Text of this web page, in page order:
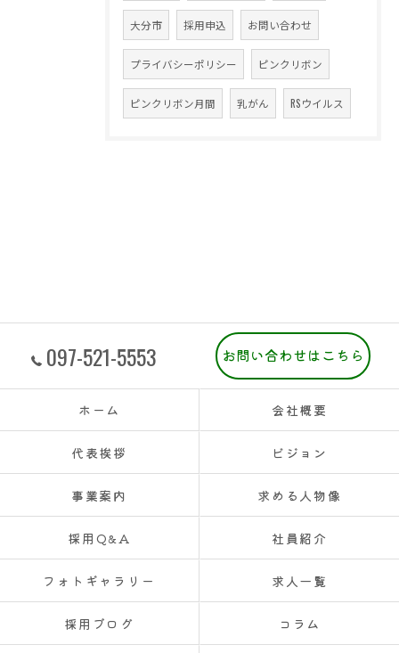
大分市 採用申込 お問い合わせ
プライバシーポリシー ピンクリボン
ピンクリボン月間 乳がん RSウイルス
097-521-5553 お問い合わせはこちら
ホーム 会社概要
代表挨拶 ビジョン
事業案内 求める人物像
採用Q&A 社員紹介
フォトギャラリー 求人一覧
採用ブログ コラム